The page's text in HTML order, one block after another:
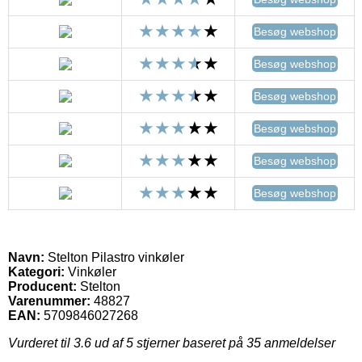
Besøg webshop
Besøg webshop
Besøg webshop
Besøg webshop
Besøg webshop
Besøg webshop
Navn: Stelton Pilastro vinkøler
Kategori: Vinkøler
Producent: Stelton
Varenummer: 48827
EAN: 5709846027268
Vurderet til 3.6 ud af 5 stjerner baseret på 35 anmeldelser